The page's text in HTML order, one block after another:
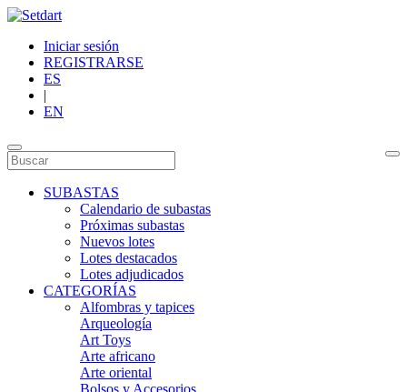
Iniciar sesión
REGISTRARSE
ES
|
EN
SUBASTAS
Calendario de subastas
Próximas subastas
Nuevos lotes
Lotes destacados
Lotes adjudicados
CATEGORÍAS
Alfombras y tapices
Arqueología
Art Toys
Arte africano
Arte oriental
Bolsos y Accesorios